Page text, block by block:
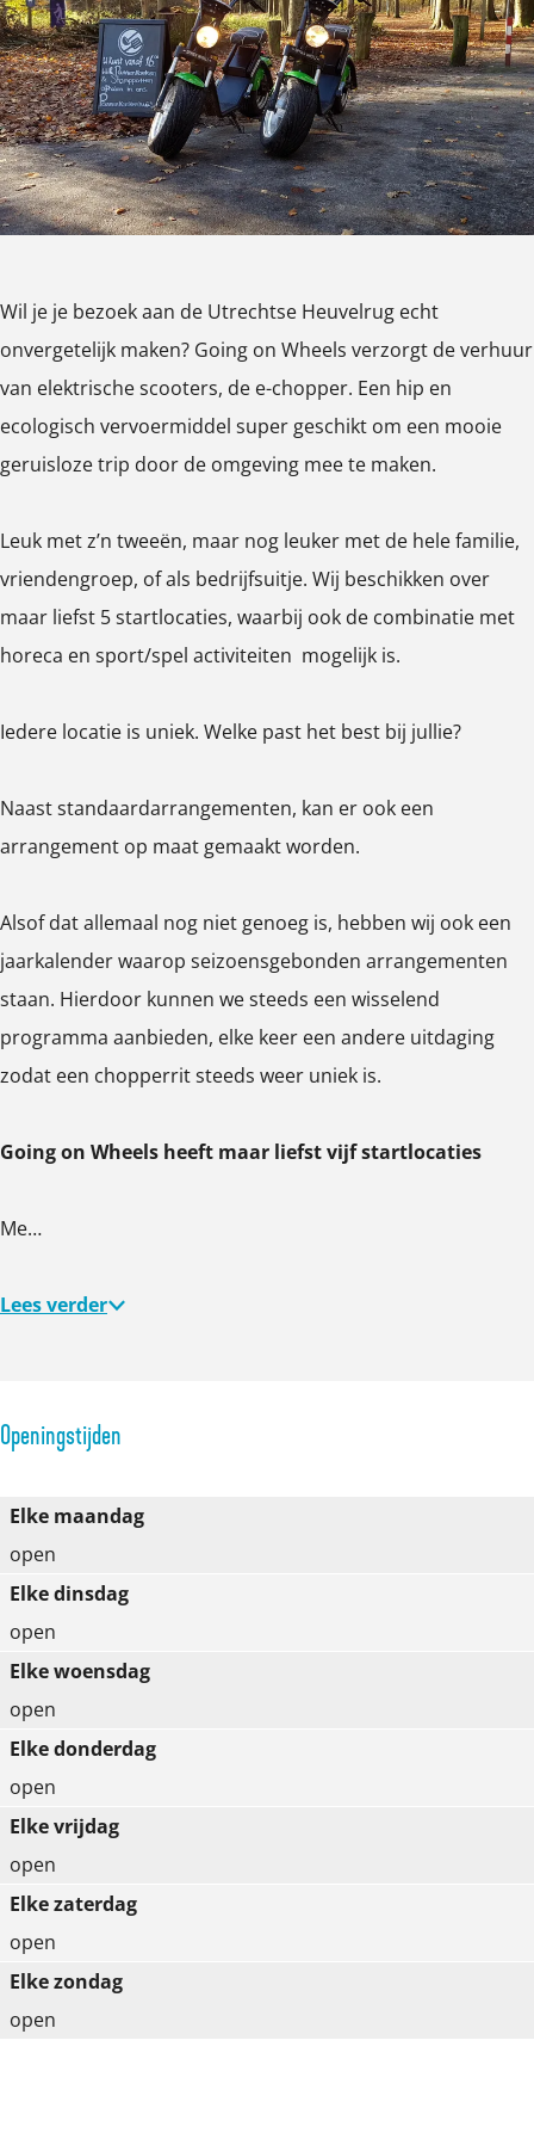
e
e
l
s
R
e
n
w
o
u
d
e
W
h
e
e
l
s
R
n
s
w
o
u
e
e
l
s
R
e
n
s
o
u
d
e
n
W
h
e
e
l
s
e
n
s
w
o
d
e
Wil je je bezoek aan de Utrechtse Heuvelrug echt
onvergetelijk maken? Going on Wheels verzorgt de verhuur
van elektrische scooters, de e-chopper. Een hip en
ecologisch vervoermiddel super geschikt om een mooie
geruisloze trip door de omgeving mee te maken.
Leuk met z’n tweeën, maar nog leuker met de hele familie,
vriendengroep, of als bedrijfsuitje. Wij beschikken over
maar liefst 5 startlocaties, waarbij ook de combinatie met
horeca en sport/spel activiteiten mogelijk is.
Iedere locatie is uniek. Welke past het best bij jullie?
Naast standaardarrangementen, kan er ook een
arrangement op maat gemaakt worden.
Alsof dat allemaal nog niet genoeg is, hebben wij ook een
jaarkalender waarop seizoensgebonden arrangementen
staan. Hierdoor kunnen we steeds een wisselend
programma aanbieden, elke keer een andere uitdaging
zodat een chopperrit steeds weer uniek is.
Going on Wheels heeft maar liefst vijf startlocaties
Me…
Lees verder
Openingstijden
Elke maandag
open
Elke dinsdag
open
Elke woensdag
open
Elke donderdag
open
Elke vrijdag
open
Elke zaterdag
open
Elke zondag
open